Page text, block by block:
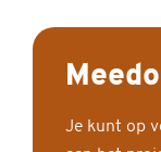
Je kunt op